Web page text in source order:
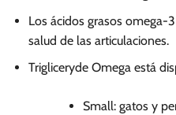
Los ácidos grasos omega-
salud de las articulaciones.
Trigliceryde Omega está
Small: gatos y